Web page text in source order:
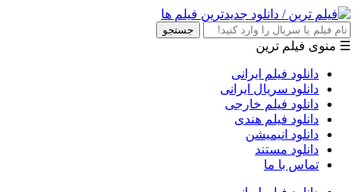
جستجو
☰ منوی فیلم ترین
دانلود فیلم ایرانی
دانلود سریال ایرانی
دانلود فیلم خارجی
دانلود فیلم هندی
دانلود انیمیشن
دانلود مستند
تماس با ما